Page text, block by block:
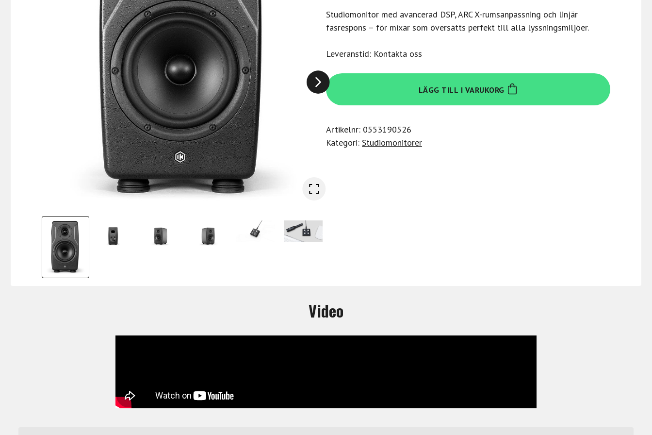
Studiomonitor med avancerad DSP, ARC X-rumsanpassning och linjär
fasrespons – för mixar som översätts perfekt till alla lyssningsmiljöer.
Leveranstid: Kontakta oss
Ik-
Multimedia
iLoud
6
MKII
LÄGG TILL I VARUKORG
Artikelnr: 0553190526
Kategori: Studiomonitorer
Video